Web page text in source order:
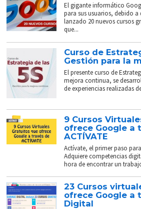
El gigante informático
para sus usuarios, debido
lanzado 20 nuevos cursos
que...
Curso de
Gestión para la
El presente curso de
mejora continua, se
de experiencias realizadas
9 Cursos
ofrece Google a
ACTÍVATE
Actívate, el primer paso
Adquiere competencias
hora de encontrar un
23 Cursos
ofrece Google a
Digital